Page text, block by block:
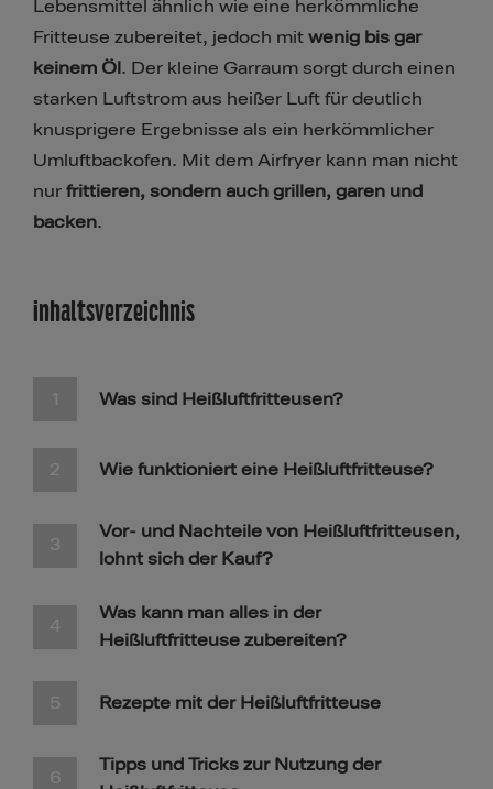
Lebensmittel ähnlich wie eine herkömmliche
Fritteuse zubereitet, jedoch mit wenig bis gar
keinem Öl. Der kleine Garraum sorgt durch einen
starken Luftstrom aus heißer Luft für deutlich
knusprigere Ergebnisse als ein herkömmlicher
Umluftbackofen. Mit dem Airfryer kann man nicht
nur frittieren, sondern auch grillen, garen und
backen.
Inhaltsverzeichnis​​​​
Was sind Heißluftfritteusen?
Wie funktioniert eine Heißluftfritteuse?
Vor- und Nachteile von Heißluftfritteusen,
lohnt sich der Kauf?
Was kann man alles in der
Heißluftfritteuse zubereiten?
Rezepte mit der Heißluftfritteuse
Tipps und Tricks zur Nutzung der